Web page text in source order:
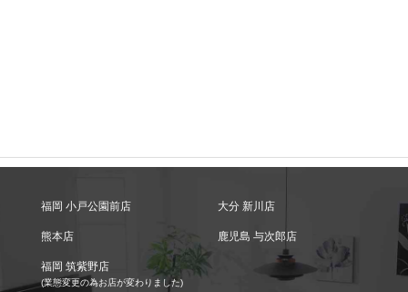
福岡 小戸公園前店 大分 新川店
熊本店 鹿児島 与次郎店
福岡 筑紫野店
(業態変更の為お店が変わりました)